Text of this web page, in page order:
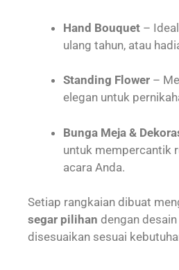
Hand Bouquet –
ulang tahun, atau
Standing Flower –
elegan untuk
Bunga Meja &
untuk mempercantik
acara Anda.
Setiap rangkaian dibuat
segar pilihan dengan
disesuaikan sesuai